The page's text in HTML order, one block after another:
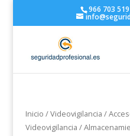
966 703
Inicio /Videovigilancia /
Videovigilancia /